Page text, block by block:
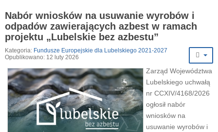
Nabór wniosków na usuwanie wyrobów i
odpadów zawierających azbest w ramach
projektu „Lubelskie bez azbestu”
Kategoria: Fundusze Europejskie dla Lubelskiego 2021-2027
Opublikowano: 12 luty 2026
Zarząd Województwa
Lubelskiego uchwałą
nr CCXIV/4168/2026
ogłosił nabór
wniosków na
usuwanie wyrobów i